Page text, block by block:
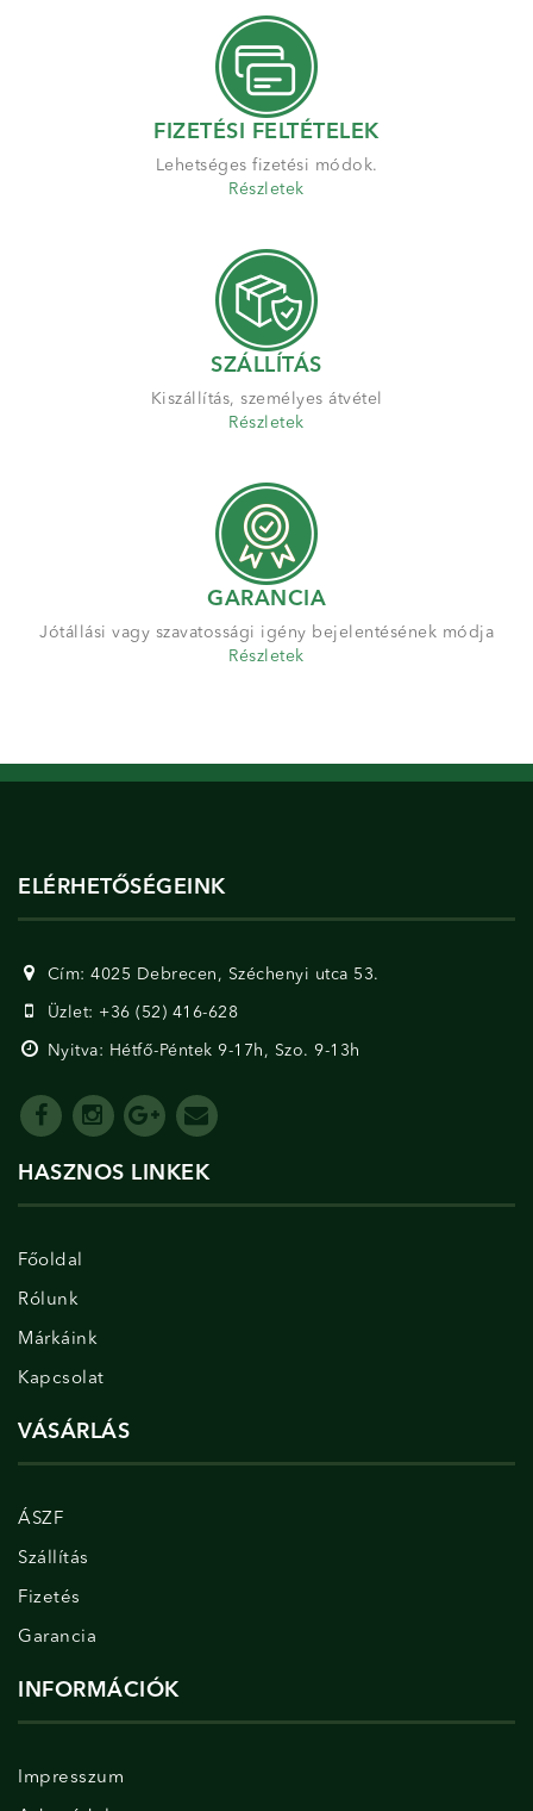
FIZETÉSI FELTÉTELEK
Lehetséges fizetési módok.
Részletek
SZÁLLÍTÁS
Kiszállítás, személyes átvétel
Részletek
GARANCIA
Jótállási vagy szavatossági igény bejelentésének módja
Részletek
ELÉRHETŐSÉGEINK
Cím: 4025 Debrecen, Széchenyi utca 53.
Üzlet: +36 (52) 416-628
Nyitva: Hétfő-Péntek 9-17h, Szo. 9-13h
HASZNOS LINKEK
Főoldal
Rólunk
Márkáink
Kapcsolat
VÁSÁRLÁS
ÁSZF
Szállítás
Fizetés
Garancia
INFORMÁCIÓK
Impresszum